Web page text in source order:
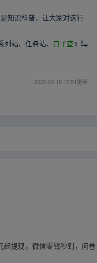
知识科普，让大家对这行
站、任务站、 口子查』↹
2025-03-18 17:51更新
提现，微信零钱秒到，问卷